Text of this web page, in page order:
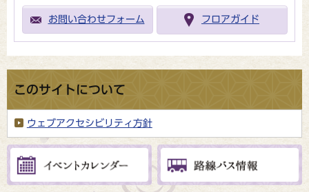
お問い合わせフォーム フロアガイド
このサイトについて
ウェブアクセシビリティ方針